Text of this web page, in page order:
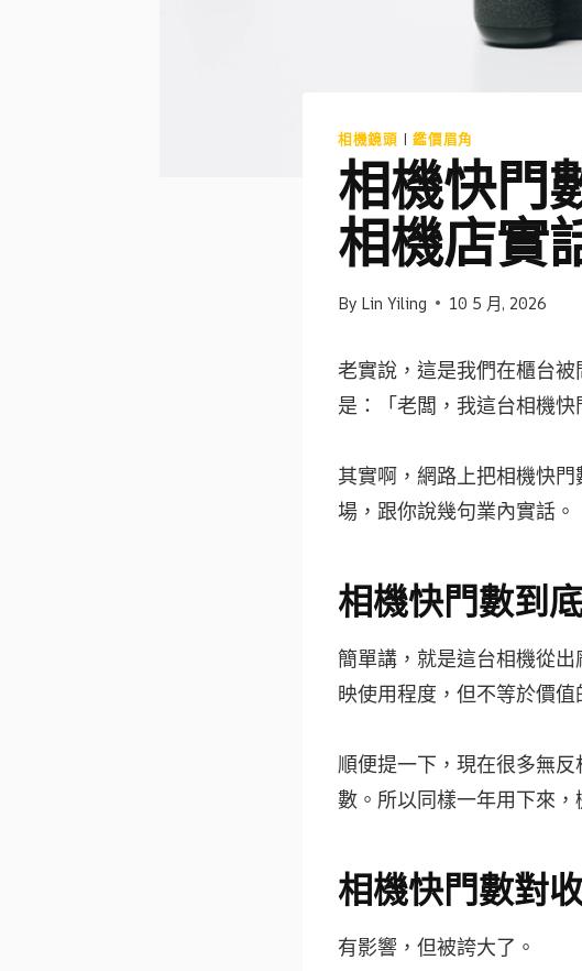
相機鏡頭 |鑑價眉角
相機快門
相機店實
By Lin Yiling 10 5 月, 2026
老實說，這是我們在櫃台
是：「老闆，我這台相機快
其實啊，網路上把相機快
場，跟你說幾句業內實話。
相機快門數到
簡單講，就是這台相機從
映使用程度，但不等於價值
順便提一下，現在很多無
數。所以同樣一年用下來
相機快門數對
有影響，但被誇大了。